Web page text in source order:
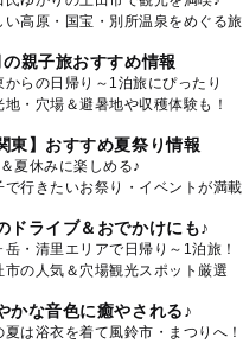
い高原・国宝・別所温泉をめぐる旅
親子旅おすすめ情報
からの日帰り～1泊旅にぴったり
地・穴場＆避暑地や収穫体験も！
東】おすすめ夏祭り情報
夏休みに楽しめる♪
で行きたいお祭り・イベントが満載
ドライブ＆おでかけにも♪
岳・清里エリアで日帰り～1泊旅！
市の人気＆穴場観光スポット厳選
かな音色に癒やされる♪
夏は浴衣を着て風鈴市・まつりへ！